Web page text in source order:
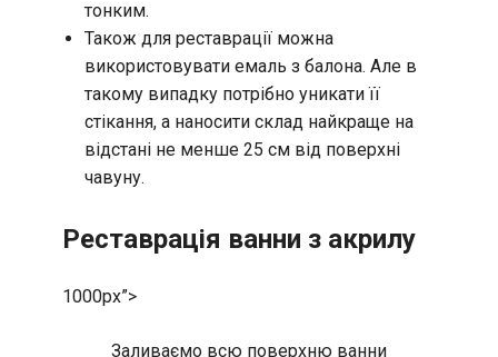
тонким.
Також для реставрації можна
використовувати емаль з балона. Але в
такому випадку потрібно уникати її
стікання, а наносити склад найкраще на
відстані не менше 25 см від поверхні
чавуну.
Реставрація ванни з акрилу
1000px”>
Заливаємо всю поверхню ванни